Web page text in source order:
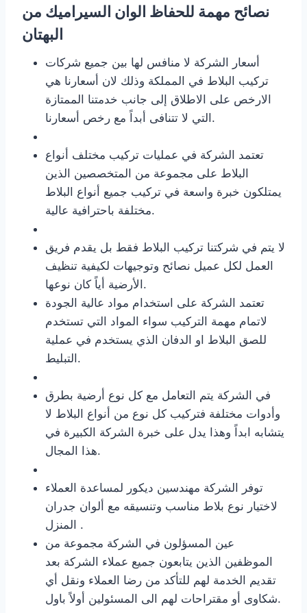
نصائح مهمة للحفاظ الوان السيراميك من
البهتان
أسعار الشركة لا منافس لها بين جميع شركات
تركيب البلاط في المملكة وذلك لان أسعارنا هي
الارخص على الاطلاق إلى جانب خدمتنا الممتازة
التي لا تتنافى أبداً مع رخص أسعارنا.
تعتمد الشركة في عمليات تركيب مختلف أنواع
البلاط على مجموعة من المتخصصين الذين
يمتلكون خبرة واسعة في تركيب جميع أنواع البلاط
مختلفة باحترافية عالية.
لا يتم في شركتنا تركيب البلاط فقط بل يقدم فريق
العمل لكل عميل نصائح وتوجيهات لكيفية تنظيف
الأرضية أياً كان نوعها.
تعتمد الشركة على استخدام مواد عالية الجودة
لاتمام مهمة التركيب سواء المواد التي تستخدم
للصق البلاط او الدفان الذي يستخدم في عملية
التبليط.
في الشركة يتم التعامل مع كل نوع أرضية بطرق
وأدوات مختلفة فتركيب كل نوع من أنواع البلاط لا
يتشابه ابداً وهذا يدل على خبرة الشركة الكبيرة في
هذا المجال.
توفر الشركة مهندسين ديكور لمساعدة العملاء
لاختيار نوع بلاط مناسب وتنسيقه مع ألوان جدران
المنزل .
عين المسؤلون في الشركة مجموعة من
الموظفين الذين يتابعون جميع عملاء الشركة بعد
تقديم الخدمة لهم للتأكد من رضا العملاء ونقل أي
شكاوى أو مقتراحات لهم الى المسئولين أولاً باول.